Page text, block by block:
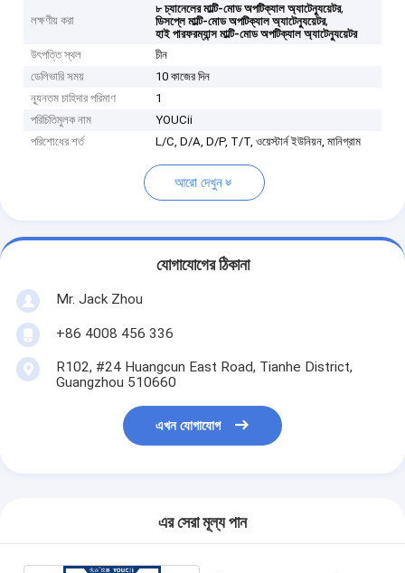
লক্ষণীয় করা
৮ চ্যানেলের মাল্টি-মোড অপটিক্যাল অ্যাটেন্যুয়েটর,
ডিসপ্লে মাল্টি-মোড অপটিক্যাল অ্যাটেন্যুয়েটর,
হাই পারফরম্যান্স মাল্টি-মোড অপটিক্যাল অ্যাটেন্যুয়েটর
উৎপত্তি স্থল
চীন
ডেলিভারি সময়
10 কাজের দিন
ন্যূনতম চাহিদার পরিমাণ
1
পরিচিতিমুলক নাম
YOUCii
পরিশোধের শর্ত
L/C, D/A, D/P, T/T, ওয়েস্টার্ন ইউনিয়ন, মানিগ্রাম
আরো দেখুন
যোগাযোগের ঠিকানা
Mr. Jack Zhou
+86 4008 456 336
R102, #24 Huangcun East Road, Tianhe District,
Guangzhou 510660
এখন যোগাযোগ
এর সেরা মূল্য পান